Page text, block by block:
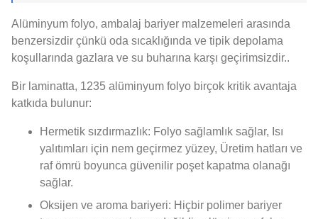
Alüminyum folyo, ambalaj bariyer malzemeleri arasında
benzersizdir çünkü oda sıcaklığında ve tipik depolama
koşullarında gazlara ve su buharına karşı geçirimsizdir..
Bir laminatta, 1235 alüminyum folyo birçok kritik avantaja
katkıda bulunur:
Hermetik sızdırmazlık: Folyo sağlamlık sağlar, Isı
yalıtımları için nem geçirmez yüzey, Üretim hatları ve
raf ömrü boyunca güvenilir poşet kapatma olanağı
sağlar.
Oksijen ve aroma bariyeri: Hiçbir polimer bariyer